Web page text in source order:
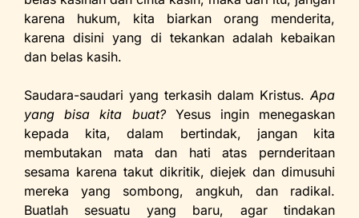
karena hukum, kita biarkan orang menderita,
karena disini yang di tekankan adalah kebaikan
dan belas kasih.
Saudara-saudari yang terkasih dalam Kristus.Apa
yang bisa kita buat?Yesus ingin menegaskan
kepada kita, dalam bertindak, jangan kita
membutakan mata dan hati atas pernderitaan
sesama karena takut dikritik, diejek dan dimusuhi
mereka yang sombong, angkuh, dan radikal.
Buatlah sesuatu yang baru, agar tindakan